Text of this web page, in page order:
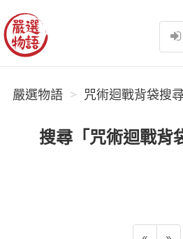
嚴選物語
嚴選物語 咒術迴戰背袋搜
搜尋「咒術迴戰背